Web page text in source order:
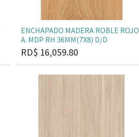
ENCHAPADO MADERA ROBLE ROJO
A. MDP RH 36MM(7X8) D/D
RD$ 16,059.80